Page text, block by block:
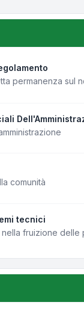
permanenza sul
comunità
tecnici
fruizione delle